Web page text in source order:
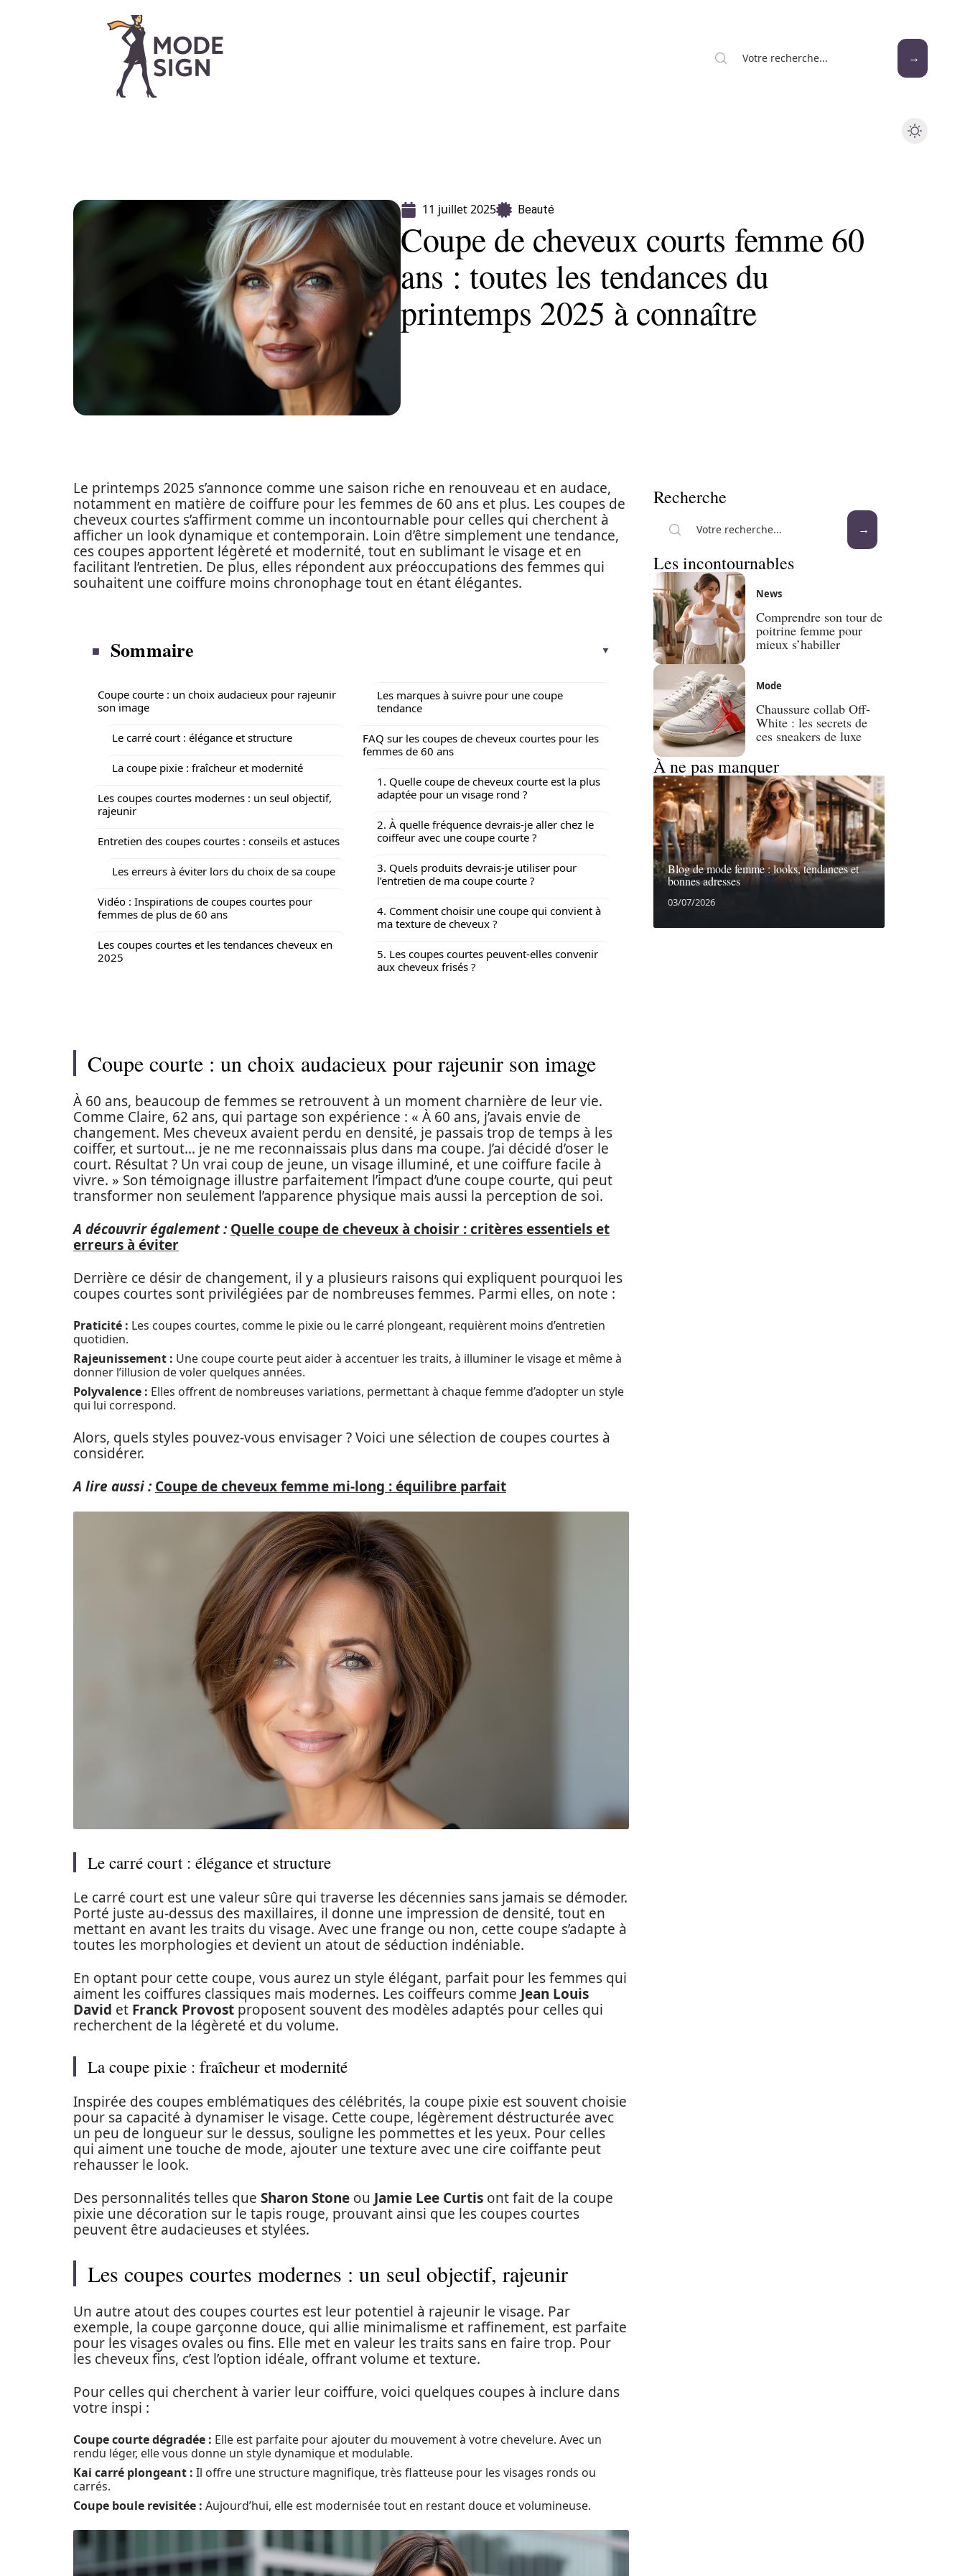
11 juillet 2025 Beauté
Coupe de cheveux courts femme 60
ans : toutes les tendances du
printemps 2025 à connaître
Le printemps 2025 s’annonce comme une saison riche en renouveau et en audace,
notamment en matière de coiffure pour les femmes de 60 ans et plus. Les coupes de
cheveux courtes s’affirment comme un incontournable pour celles qui cherchent à
afficher un look dynamique et contemporain. Loin d’être simplement une tendance,
ces coupes apportent légèreté et modernité, tout en sublimant le visage et en
facilitant l’entretien. De plus, elles répondent aux préoccupations des femmes qui
souhaitent une coiffure moins chronophage tout en étant élégantes.
Sommaire
Coupe courte : un choix audacieux pour rajeunir
son image
Le carré court : élégance et structure
La coupe pixie : fraîcheur et modernité
Les coupes courtes modernes : un seul objectif,
rajeunir
Entretien des coupes courtes : conseils et astuces
Les erreurs à éviter lors du choix de sa coupe
Vidéo : Inspirations de coupes courtes pour
femmes de plus de 60 ans
Les coupes courtes et les tendances cheveux en
2025
Les marques à suivre pour une coupe
tendance
FAQ sur les coupes de cheveux courtes pour les
femmes de 60 ans
1. Quelle coupe de cheveux courte est la plus
adaptée pour un visage rond ?
2. À quelle fréquence devrais-je aller chez le
coiffeur avec une coupe courte ?
3. Quels produits devrais-je utiliser pour
l’entretien de ma coupe courte ?
4. Comment choisir une coupe qui convient à
ma texture de cheveux ?
5. Les coupes courtes peuvent-elles convenir
aux cheveux frisés ?
Coupe courte : un choix audacieux pour rajeunir son image
À 60 ans, beaucoup de femmes se retrouvent à un moment charnière de leur vie.
Comme Claire, 62 ans, qui partage son expérience : « À 60 ans, j’avais envie de
changement. Mes cheveux avaient perdu en densité, je passais trop de temps à les
coiffer, et surtout… je ne me reconnaissais plus dans ma coupe. J’ai décidé d’oser le
court. Résultat ? Un vrai coup de jeune, un visage illuminé, et une coiffure facile à
vivre. » Son témoignage illustre parfaitement l’impact d’une coupe courte, qui peut
transformer non seulement l’apparence physique mais aussi la perception de soi.
A découvrir également : Quelle coupe de cheveux à choisir : critères essentiels et
erreurs à éviter
Derrière ce désir de changement, il y a plusieurs raisons qui expliquent pourquoi les
coupes courtes sont privilégiées par de nombreuses femmes. Parmi elles, on note :
Praticité : Les coupes courtes, comme le pixie ou le carré plongeant, requièrent moins d’entretien
quotidien.
Rajeunissement : Une coupe courte peut aider à accentuer les traits, à illuminer le visage et même à
donner l’illusion de voler quelques années.
Polyvalence : Elles offrent de nombreuses variations, permettant à chaque femme d’adopter un style
qui lui correspond.
Alors, quels styles pouvez-vous envisager ? Voici une sélection de coupes courtes à
considérer.
A lire aussi : Coupe de cheveux femme mi-long : équilibre parfait
Le carré court : élégance et structure
Le carré court est une valeur sûre qui traverse les décennies sans jamais se démoder.
Porté juste au-dessus des maxillaires, il donne une impression de densité, tout en
mettant en avant les traits du visage. Avec une frange ou non, cette coupe s’adapte à
toutes les morphologies et devient un atout de séduction indéniable.
En optant pour cette coupe, vous aurez un style élégant, parfait pour les femmes qui
aiment les coiffures classiques mais modernes. Les coiffeurs comme Jean Louis
David et Franck Provost proposent souvent des modèles adaptés pour celles qui
recherchent de la légèreté et du volume.
La coupe pixie : fraîcheur et modernité
Inspirée des coupes emblématiques des célébrités, la coupe pixie est souvent choisie
pour sa capacité à dynamiser le visage. Cette coupe, légèrement déstructurée avec
un peu de longueur sur le dessus, souligne les pommettes et les yeux. Pour celles
qui aiment une touche de mode, ajouter une texture avec une cire coiffante peut
rehausser le look.
Des personnalités telles que Sharon Stone ou Jamie Lee Curtis ont fait de la coupe
pixie une décoration sur le tapis rouge, prouvant ainsi que les coupes courtes
peuvent être audacieuses et stylées.
Les coupes courtes modernes : un seul objectif, rajeunir
Un autre atout des coupes courtes est leur potentiel à rajeunir le visage. Par
exemple, la coupe garçonne douce, qui allie minimalisme et raffinement, est parfaite
pour les visages ovales ou fins. Elle met en valeur les traits sans en faire trop. Pour
les cheveux fins, c’est l’option idéale, offrant volume et texture.
Pour celles qui cherchent à varier leur coiffure, voici quelques coupes à inclure dans
votre inspi :
Coupe courte dégradée : Elle est parfaite pour ajouter du mouvement à votre chevelure. Avec un
rendu léger, elle vous donne un style dynamique et modulable.
Kai carré plongeant : Il offre une structure magnifique, très flatteuse pour les visages ronds ou
carrés.
Coupe boule revisitée : Aujourd’hui, elle est modernisée tout en restant douce et volumineuse.
Recherche
Les incontournables
News
Comprendre son tour de
poitrine femme pour
mieux s’habiller
Mode
Chaussure collab Off-
White : les secrets de
ces sneakers de luxe
À ne pas manquer
Blog de mode femme : looks, tendances et
bonnes adresses
03/07/2026